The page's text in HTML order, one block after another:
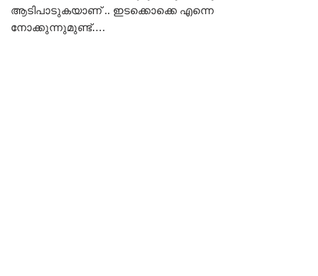
ആടിപാടുകയാണ് .. ഇടക്കൊക്കെ എന്നെ
നോക്കുന്നുമുണ്ട്….